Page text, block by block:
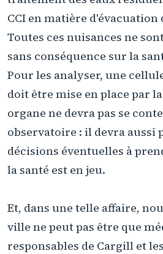
CCI en matière d'évacuation
Toutes ces nuisances ne
sans conséquence sur la
Pour les analyser, une
doit être mise en place par
organe ne devra pas se
observatoire : il devra aussi
décisions éventuelles à
la santé est en jeu.
Et, dans une telle affaire,
ville ne peut pas être que
responsables de Cargill et